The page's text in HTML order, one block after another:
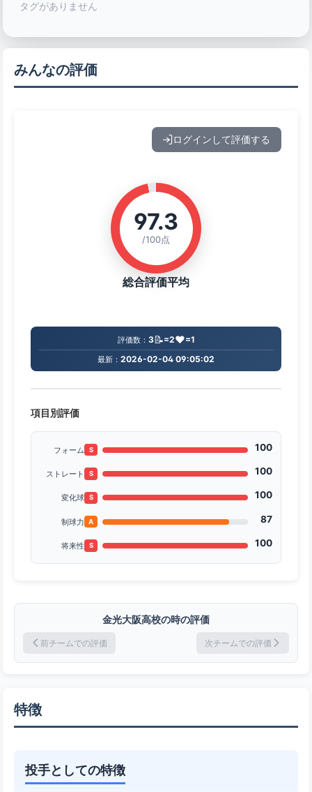
タグがありません
みんなの評価
ログインして評価する
97.3
/100点
総合評価平均
評価数： 3📝=2❤️=1
最新： 2026-02-04 09:05:02
項目別評価
フォーム S 100
ストレート S 100
変化球 S 100
制球力 A 87
将来性 S 100
金光大阪高校の時の評価
前チームでの評価 次チームでの評価
特徴
投手としての特徴